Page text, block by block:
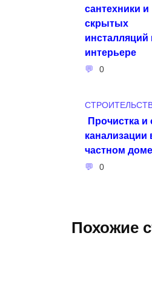
сантехники и
скрытых
инсталляций
интерьере
0
Прочистка и
канализации
частном доме
0
Похожие